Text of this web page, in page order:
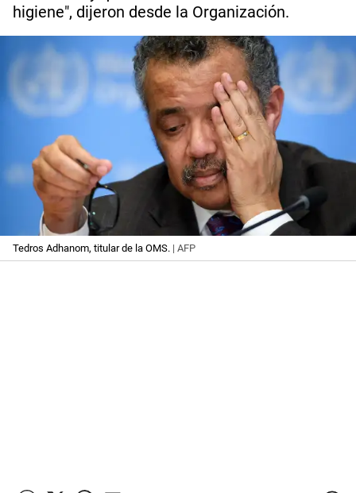
higiene", dijeron desde la Organización.
Tedros Adhanom, titular de la OMS. | AFP